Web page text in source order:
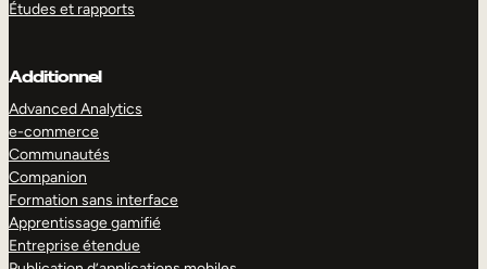
Études et rapports
Additionnel
Advanced Analytics
e-commerce
Communautés
Companion
Formation sans interface
Apprentissage gamifié
Entreprise étendue